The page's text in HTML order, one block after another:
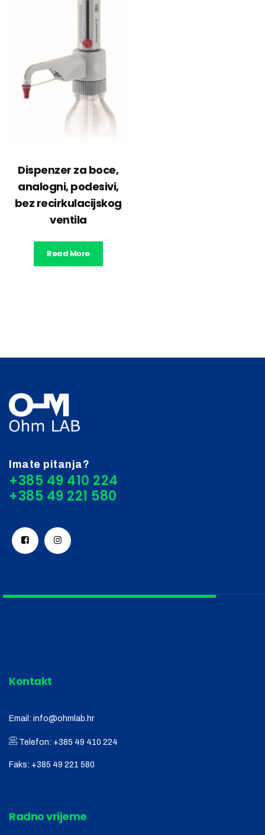
Dispenzer za boce,
analogni, podesivi,
bez recirkulacijskog
ventila
Read More
Imate pitanja?
+385 49 410 224
Kontakt
Email: info@ohmlab.hr
Telefon: +385 49 410 224
Faks: +385 49 221 580
Radno vrijeme